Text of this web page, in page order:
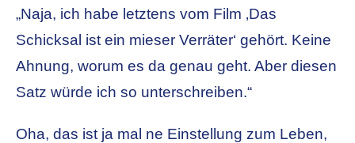
„Naja, ich habe letztens vom Film ‚Das
Schicksal ist ein mieser Verräter‘ gehört. Keine
Ahnung, worum es da genau geht. Aber diesen
Satz würde ich so unterschreiben.“
Oha, das ist ja mal ne Einstellung zum Leben,